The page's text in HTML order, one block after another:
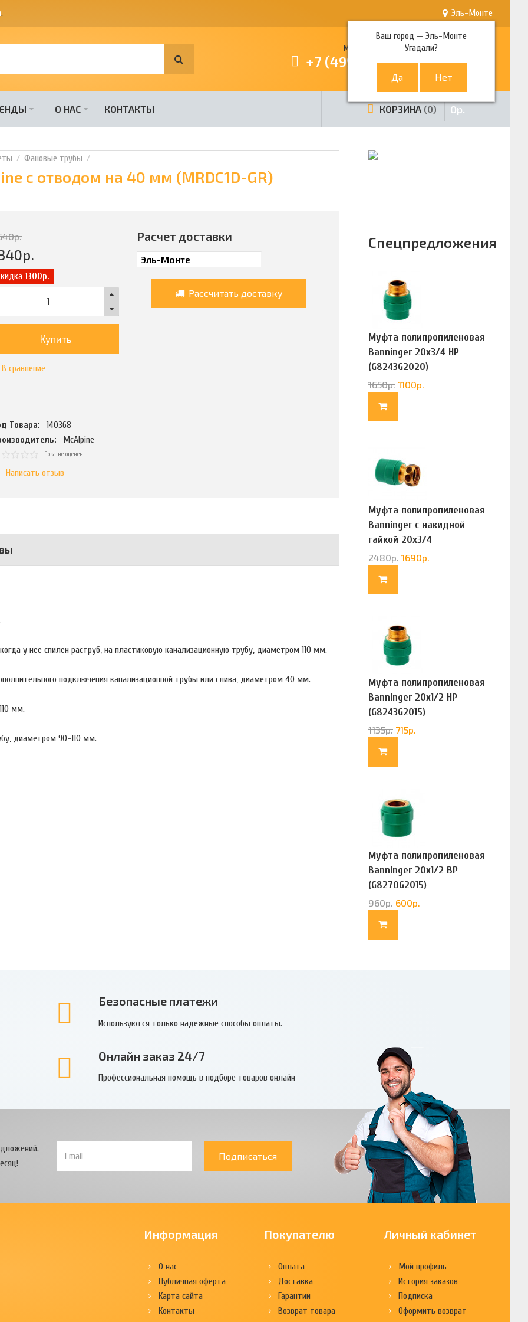
. Эль-Монте
Ваш город —Эль-Монте
Угадали?
Многоканальный телефон
+7 (499) 380-80-80
О НАС КОНТАКТЫ КОРЗИНА 0 0р.
Фановые трубы
с отводом на 40 мм (MRDC1D-GR)
р.
р.
1300р.
Купить
В сравнение
Товара:
140368
McAlpine
Пока не оценен
Написать отзыв
Расчет доставки
Рассчитать доставку
у нее спилен раструб, на пластиковую канализационную трубу, диаметром 110 мм.
подключения канализационной трубы или слива, диаметром 40 мм.
мм.
диаметром 90-110 мм.
Спецпредложения
Муфта полипропиленовая
Banninger 20х3/4 НР
(G8243G2020)
1650р. 1100р.
Муфта полипропиленовая
Banninger с накидной
гайкой 20х3/4
(G83322020)
2480р. 1690р.
Муфта полипропиленовая
Banninger 20х1/2 НР
(G8243G2015)
1135р. 715р.
Муфта полипропиленовая
Banninger 20х1/2 ВР
(G8270G2015)
960р. 600р.
Безопасные платежи
Используются только надежные способы оплаты.
Онлайн заказ 24/7
Профессиональная помощь в подборе товаров онлайн
Подписаться
Информация
О нас
Публичная оферта
Карта сайта
Контакты
Покупателю
Оплата
Доставка
Гарантии
Возврат товара
Личный кабинет
Мой профиль
История заказов
Подписка
Оформить возврат